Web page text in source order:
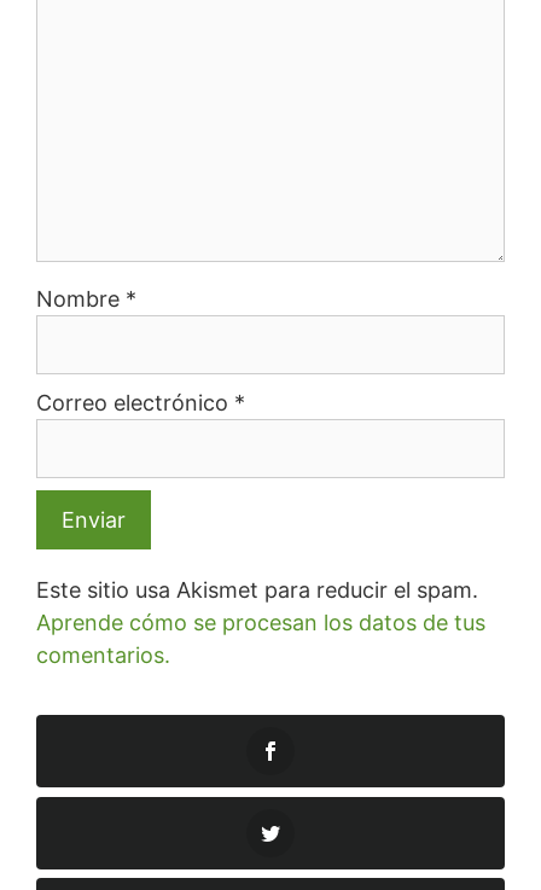
Nombre *
Correo electrónico *
Este sitio usa Akismet para reducir el spam.
Aprende cómo se procesan los datos de tus
comentarios.